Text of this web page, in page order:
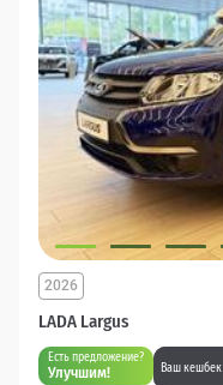
LADA Largus
2026
Есть предложение?
Улучшим! Ваш кешбек